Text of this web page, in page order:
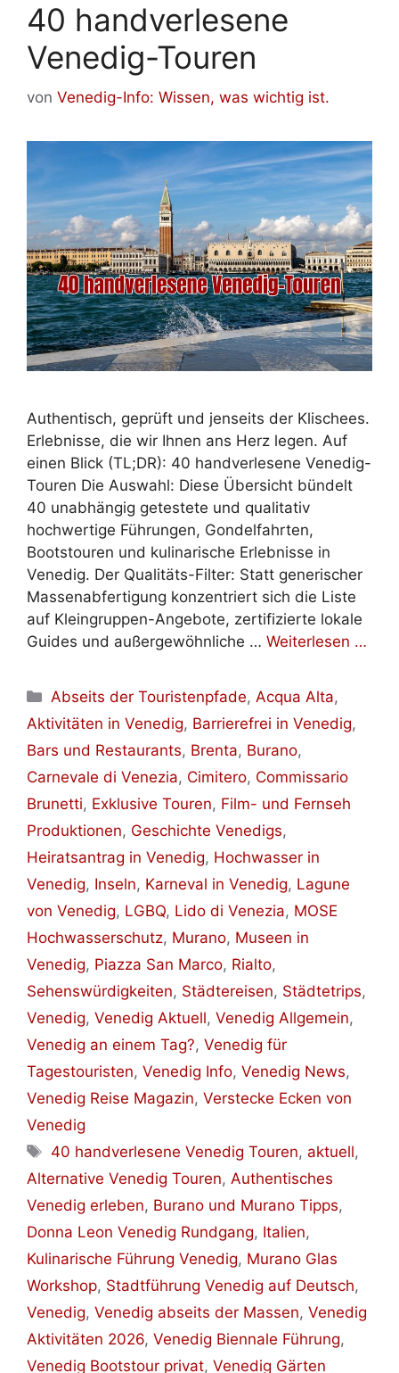
40 handverlesene
Venedig-Touren
von Venedig-Info: Wissen, was wichtig ist.
Authentisch, geprüft und jenseits der Klischees.
Erlebnisse, die wir Ihnen ans Herz legen. Auf
einen Blick (TL;DR): 40 handverlesene Venedig-
Touren Die Auswahl: Diese Übersicht bündelt
40 unabhängig getestete und qualitativ
hochwertige Führungen, Gondelfahrten,
Bootstouren und kulinarische Erlebnisse in
Venedig. Der Qualitäts-Filter: Statt generischer
Massenabfertigung konzentriert sich die Liste
auf Kleingruppen-Angebote, zertifizierte lokale
Guides und außergewöhnliche … Weiterlesen …
Kategorien
Abseits der Touristenpfade,Acqua Alta,
Aktivitäten in Venedig, Barrierefrei in Venedig,
Bars und Restaurants, Brenta, Burano,
Carnevale di Venezia, Cimitero, Commissario
Brunetti, Exklusive Touren, Film- und Fernseh
Produktionen, Geschichte Venedigs,
Heiratsantrag in Venedig, Hochwasser in
Venedig, Inseln, Karneval in Venedig, Lagune
von Venedig, LGBQ, Lido di Venezia, MOSE
Hochwasserschutz, Murano, Museen in
Venedig, Piazza San Marco, Rialto,
Sehenswürdigkeiten, Städtereisen, Städtetrips,
Venedig, Venedig Aktuell, Venedig Allgemein,
Venedig an einem Tag?, Venedig für
Tagestouristen, Venedig Info, Venedig News,
Venedig Reise Magazin, Verstecke Ecken von
Venedig
Schlagwörter
40 handverlesene Venedig Touren, aktuell,
Alternative Venedig Touren, Authentisches
Venedig erleben, Burano und Murano Tipps,
Donna Leon Venedig Rundgang, Italien,
Kulinarische Führung Venedig, Murano Glas
Workshop, Stadtführung Venedig auf Deutsch,
Venedig, Venedig abseits der Massen, Venedig
Aktivitäten 2026, Venedig Biennale Führung,
Venedig Bootstour privat, Venedig Gärten